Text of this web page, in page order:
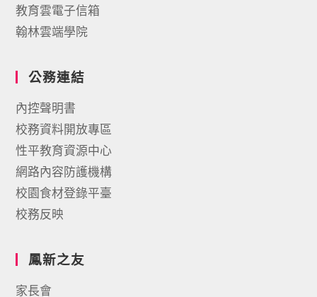
教育雲電子信箱
翰林雲端學院
公務連結
內控聲明書
校務資料開放專區
性平教育資源中心
網路內容防護機構
校園食材登錄平臺
校務反映
鳳新之友
家長會